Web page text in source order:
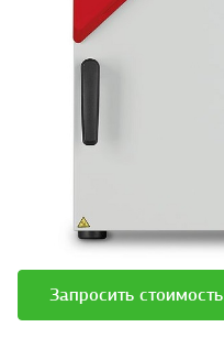
Запросить стоимость